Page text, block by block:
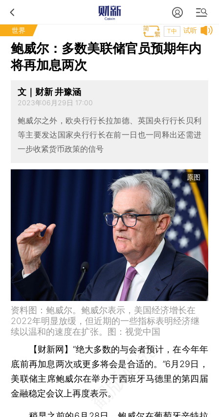
世界 试听
T中
鲍威尔：多数美联储官员预期年内
将再加息两次
文｜财新 井豫涵
2023年06月29日 17:00
鲍威尔之外，欧央行行长拉加德、英国央行行长贝利
等主要发达国家央行行长在前一日也一同释出还需进
一步收紧货币政策的信号
原图
资料图：鲍威尔。鲍威尔表示，美国经济增长在
2022年明显放缓，但近期的一些指标表明经济继
续以温和的速度在扩张。图：视觉中国
【财新网】 “绝大多数的与会者预计，在今年年
底前再加息两次或更多将会是合适的。”6月29日，
美联储主席鲍威尔在举办于西班牙马德里的第四届
金融稳定会议上再度表示。